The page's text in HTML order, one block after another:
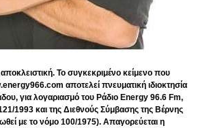
αποκλειστική. Το συγκεκριμένο κείμενο που
αποτελεί πνευματική ιδιοκτησία
για λογαριασμό του Ράδιο Energy 96.6 Fm,
1993 και της Διεθνούς Σύμβασης της Βέρνης
με το νόμο 100/1975). Απαγορεύεται η